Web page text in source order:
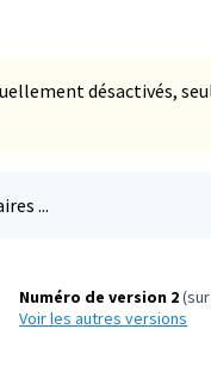
désactivés,
...
Numéro de version 2
voir les autres versions